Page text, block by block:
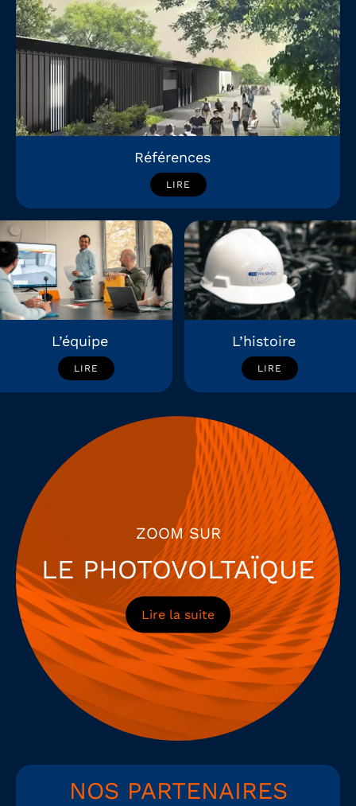
Références
LIRE
L’équipe
LIRE
L’histoire
LIRE
ZOOM SUR
LE PHOTOVOLTAÏQUE
Lire la suite
NOS PARTENAIRES